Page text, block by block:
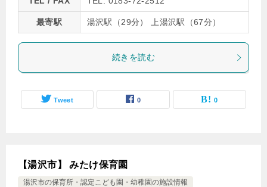
最寄駅 湯沢駅（29分） 上湯沢駅（67分）
続きを読む
Tweet 0 0
【湯沢市】 みたけ保育園
湯沢市の保育所・認定こども園・幼稚園の施設情報